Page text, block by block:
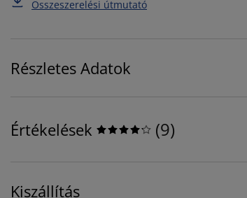
Összeszerelési útmutató
Részletes Adatok
Értékelések (9)
Kiszállítás